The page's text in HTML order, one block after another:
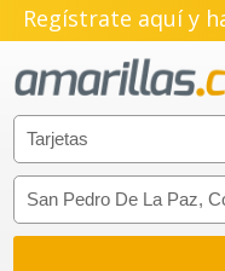
Regístrate aquí y